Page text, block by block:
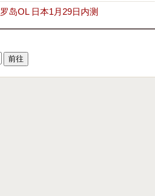
罗岛OL 日本1月29日内测